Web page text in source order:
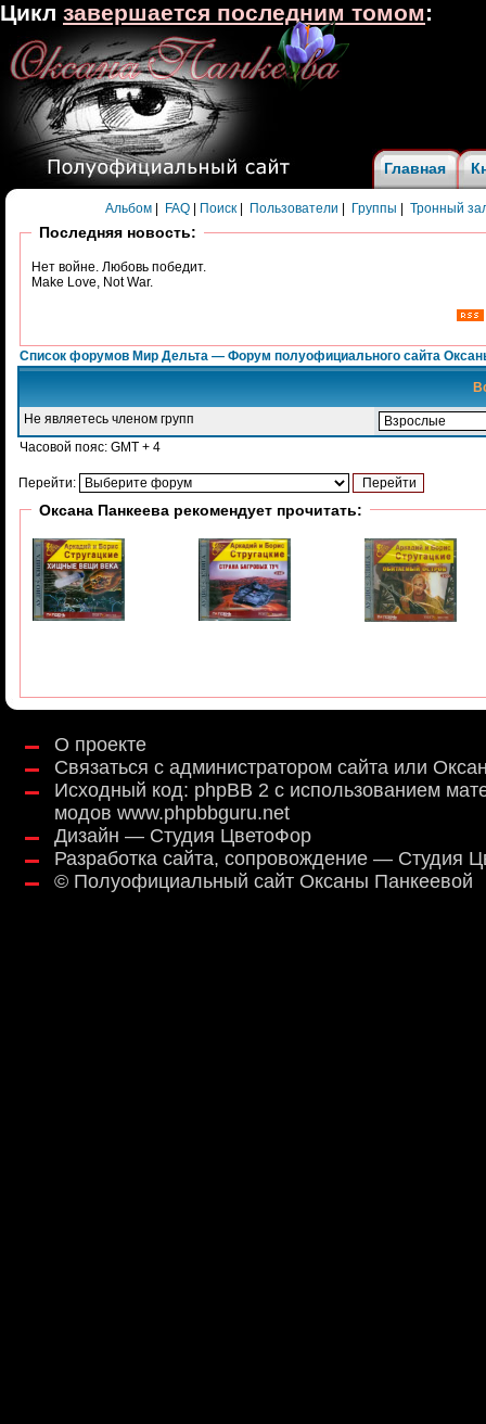
Главная
Альбом FAQ Поиск Пользователи Группы Тронный
Последняя новость:
Нет войне. Любовь победит.
Make Love, Not War.
Список форумов Мир Дельта — Форум полуофициального сайта
Не являетесь членом групп
Часовой пояс: GMT + 4
Перейти:
Оксана Панкеева рекомендует прочитать:
О проекте
Связаться с администратором сайта или
Исходный код: phpBB 2 с использованием
модов www.phpbbguru.net
Дизайн — Студия ЦветоФор
Разработка сайта, сопровождение — Студия
© Полуофициальный сайт Оксаны Панкеевой
Цикл завершается последним томом: